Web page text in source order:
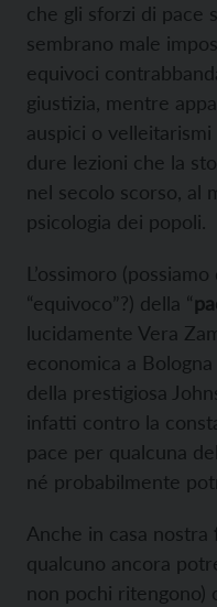
che gli sforzi di pace
sembrano male
equivoci
giustizia, mentre
auspici o
dure lezioni che la
nel secolo scorso, al
psicologia dei popoli.
L’ossimoro
“equivoco”?) della “
lucidamente Vera
economica a
della prestigiosa
infatti contro la
pace per qualcuna
né probabilmente
Anche in casa nostra
qualcuno ancora
non pochi ritengono)